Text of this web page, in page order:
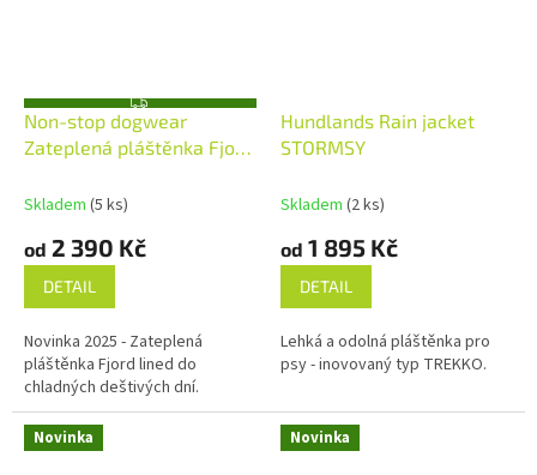
Z
D
R
Non-stop dogwear
Zateplená pláštěnka Fjord
Skladem (5 ks)
od 2 390 Kč
DETAIL
Novinka 2025 - Zateplená
pláštěnka Fjord lined do
chladných deštivých dní.
Hundlands Rain jacket
STORMSY
Skladem (2 ks)
od 1 895 Kč
DETAIL
Lehká a odolná pláštěnka pro
psy - inovovaný typ TREKKO.
Novinka Novinka